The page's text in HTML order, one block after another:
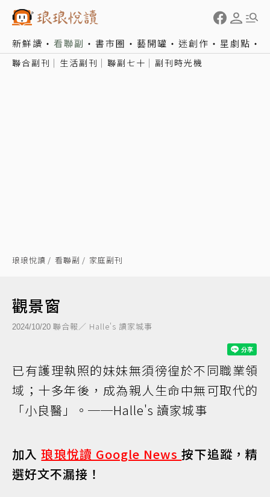
新鮮讀 看聯副 書市圈 藝開罐 迷創作 星劇點
聯合副刊 生活副刊 聯副七十 副刊時光機
琅琅悅讀 看聯副 家庭副刊
觀景窗
2024/10/20 聯合報／ Halle's 讀家城事
已有護理執照的妹妹無須徬徨於不同職業領
域；十多年後，成為親人生命中無可取代的
「小良醫」。──Halle's 讀家城事
加入琅琅悅讀 Google News按下追蹤，精
選好文不漏接！